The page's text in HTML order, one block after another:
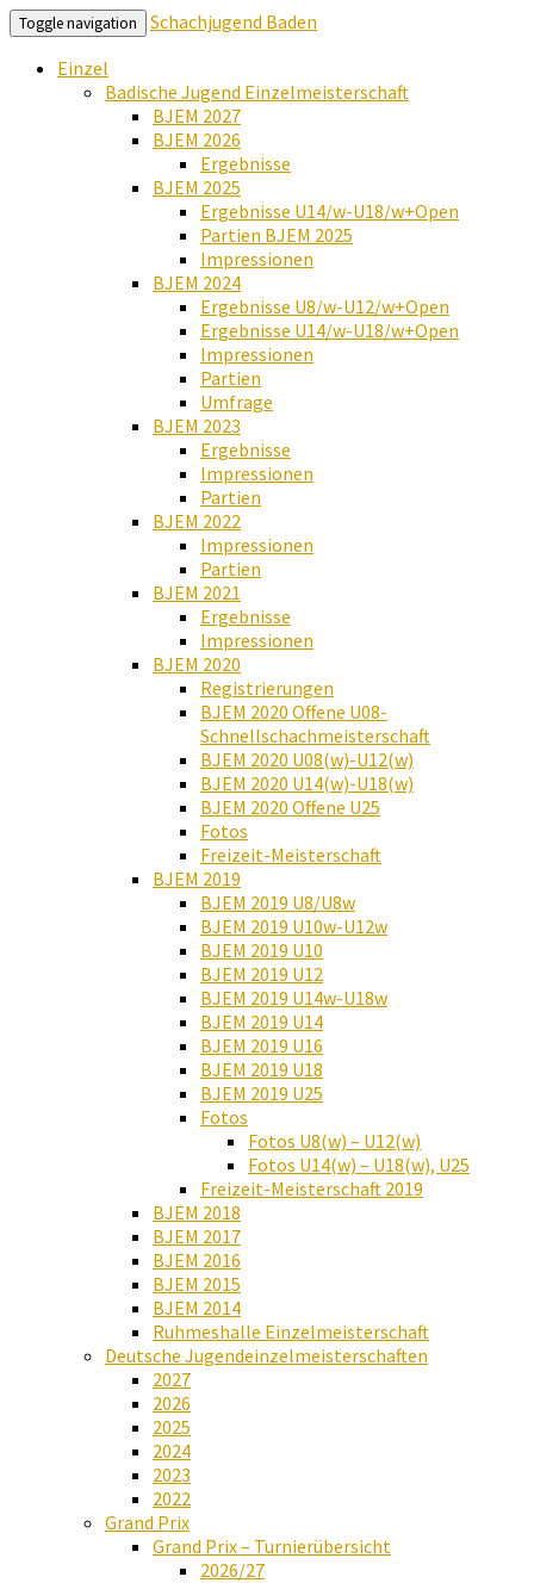
Toggle navigation
Schachjugend Baden
Einzel
Badische Jugend Einzelmeisterschaft
BJEM 2027
BJEM 2026
Ergebnisse
BJEM 2025
Ergebnisse U14/w-U18/w+Open
Partien BJEM 2025
Impressionen
BJEM 2024
Ergebnisse U8/w-U12/w+Open
Ergebnisse U14/w-U18/w+Open
Impressionen
Partien
Umfrage
BJEM 2023
Ergebnisse
Impressionen
Partien
BJEM 2022
Impressionen
Partien
BJEM 2021
Ergebnisse
Impressionen
BJEM 2020
Registrierungen
BJEM 2020 Offene U08-
Schnellschachmeisterschaft
BJEM 2020 U08(w)-U12(w)
BJEM 2020 U14(w)-U18(w)
BJEM 2020 Offene U25
Fotos
Freizeit-Meisterschaft
BJEM 2019
BJEM 2019 U8/U8w
BJEM 2019 U10w-U12w
BJEM 2019 U10
BJEM 2019 U12
BJEM 2019 U14w-U18w
BJEM 2019 U14
BJEM 2019 U16
BJEM 2019 U18
BJEM 2019 U25
Fotos
Fotos U8(w) – U12(w)
Fotos U14(w) – U18(w), U25
Freizeit-Meisterschaft 2019
BJEM 2018
BJEM 2017
BJEM 2016
BJEM 2015
BJEM 2014
Ruhmeshalle Einzelmeisterschaft
Deutsche Jugendeinzelmeisterschaften
2027
2026
2025
2024
2023
2022
Grand Prix
Grand Prix – Turnierübersicht
2026/27